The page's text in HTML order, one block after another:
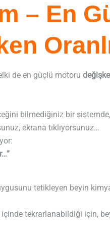
– En
de en güçlü motoru
bilmediğiniz bir
ekrana tıklıyorsunuz…
tetikleyen beyin
tekrarlanabildiği için,